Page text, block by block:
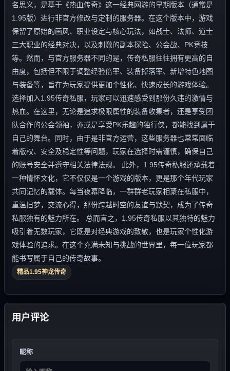
名思义，是基于《热血传奇》这一经典网游的早期版本（通常是
1.95版）进行非官方修改与定制的服务器。在这个版本中，游戏
保留了原始的画风、职业设定与核心玩法，如战士、法师、道士
三大职业的经典对决，以及刺激的副本探险、公会战、PK竞技
等。然而，与官方服务器不同的是，传奇私服往往拥有更高的自
由度，包括但不限于调整经验倍率、装备掉落率、新增特色地图
与装备等，旨在为玩家提供更加个性化、快速成长的游戏体验。
选择加入1.95传奇私服，玩家可以迅速感受到那份久违的激情与
热血。在这里，无论是追求极限属性的装备收集者，还是享受团
队合作的公会领袖，亦或是享受PK乐趣的独行侠，都能找到属于
自己的舞台。同时，由于是非官方运营，这些服务器也常常面临
着版权、安全及稳定性等问题，玩家在选择时需谨慎，确保自己
的账号安全并遵守相关法律法规。 此外，1.95传奇私服还承载着
一种情怀文化，它不仅仅是一个游戏的版本，更是那个年代玩家
共同记忆的载体。每当夜幕降临，一群群老玩家相聚在私服中，
重温旧梦，交流心得，那份跨越时空的友谊与默契，成为了传奇
私服独有的魅力所在。 总而言之，1.95传奇私服以其独特的魅力
吸引着无数玩家，它既是对经典游戏的致敬，也是玩家个性化游
戏体验的追求。在这个充满未知与挑战的世界里，每一位玩家都
能书写属于自己的传奇故事。
精品1.95神龙传奇
用户评论
昵称